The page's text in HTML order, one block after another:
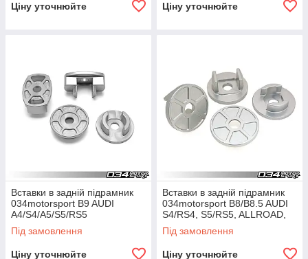
Ціну уточнюйте Ціну уточнюйте
Вставки в задній підрамник
034motorsport B9 AUDI
A4/S4/A5/S5/RS5
Під замовлення
Ціну уточнюйте
Вставки в задній підрамник
034motorsport B8/B8.5 AUDI
S4/RS4, S5/RS5, ALLROAD,
Q5/SQ5
Під замовлення
Ціну уточнюйте